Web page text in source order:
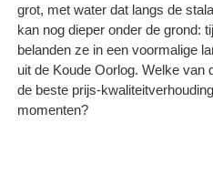
grot, met water dat langs de
kan nog dieper onder de grond:
belanden ze in een voormalige
uit de Koude Oorlog. Welke van
de beste prijs-
momenten?